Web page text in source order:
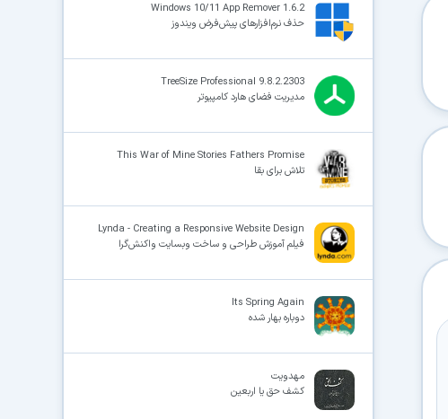
Windows 10/11 App Remover 1.6.2
حذف نرم‌افزارهای پیش‌فرض ویندوز
TreeSize Professional 9.8.2.2303
مدیریت فضای هارد کامپیوتر
This War of Mine Stories Fathers Promise
تلاش برای بقا
Lynda - Creating a Responsive Website Design
فیلم آموزش طراحی و ساخت وبسایت واکنش‌گرا
Its Spring Again
دوباره بهار شده
مهدویت
کشف حق یا اربعین